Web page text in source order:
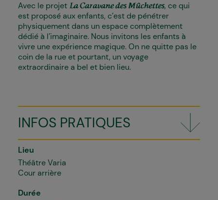
INFOS PRATIQUES
Lieu
Théâtre Varia
Cour arrière
Durée
Avec le projet La Caravane des Mûchettes, ce qui
est proposé aux enfants, c’est de pénétrer
physiquement dans un espace complètement
dédié à l’imaginaire. Nous invitons les enfants à
vivre une expérience magique. On ne quitte pas le
coin de la rue et pourtant, un voyage
extraordinaire a bel et bien lieu.